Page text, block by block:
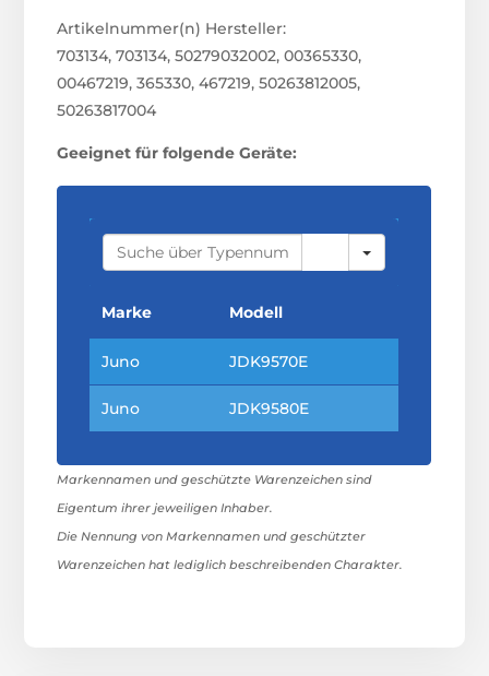
Artikelnummer(n) Hersteller:
703134, 703134, 50279032002, 00365330,
00467219, 365330, 467219, 50263812005,
50263817004
Geeignet für folgende Geräte:
S
A
C
H
Marke Modell
Juno JDK9570E
Juno JDK9580E
Markennamen und geschützte Warenzeichen sind
Eigentum ihrer jeweiligen Inhaber.
Die Nennung von Markennamen und geschützter
Warenzeichen hat lediglich beschreibenden Charakter.